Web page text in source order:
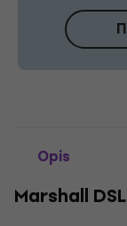
Opis
Marshall